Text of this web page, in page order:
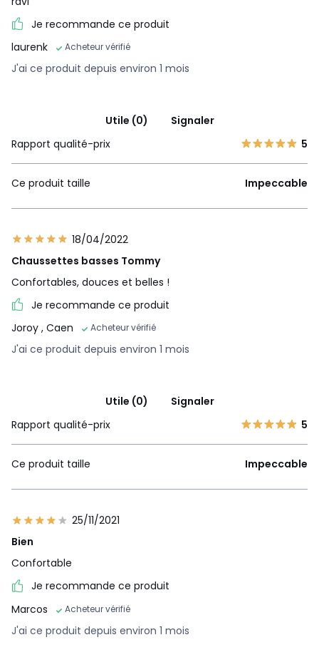
Je recommande ce produit
laurenk
Acheteur vérifié
J'ai ce produit depuis environ 1 mois
Utile (0)
Signaler
Rapport qualité-prix
5
Ce produit taille Impeccable
18/04/2022
Chaussettes basses Tommy
Confortables, douces et belles !
Je recommande ce produit
Joroy , Caen Acheteur vérifié
J'ai ce produit depuis environ 1 mois
Utile (0)
Signaler
Rapport qualité-prix
5
Ce produit taille Impeccable
25/11/2021
Bien
Confortable
Je recommande ce produit
Marcos
Acheteur vérifié
J'ai ce produit depuis environ 1 mois